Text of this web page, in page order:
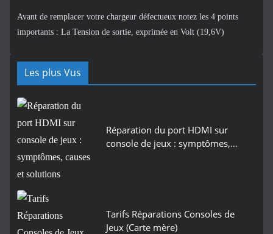
Avant de remplacer votre chargeur défectueux notez les 4 points
importants : La Tension de sortie, exprimée en Volt (19,6V)
Les plus Vus
Réparation du port HDMI sur
console de jeux : symptômes,…
Tarifs Réparations Consoles de
Jeux (Carte mère)